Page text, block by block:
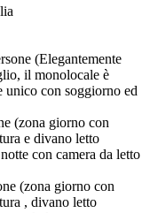
(Elegantemente
il monolocale è
unico con soggiorno ed
(zona giorno con
e divano letto
con camera da letto
(zona giorno con
, divano letto